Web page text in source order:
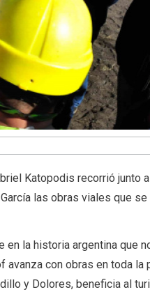
Katopodis recorrió junto
las obras viales que
la historia argentina que
con obras en toda la
y Dolores, beneficia al